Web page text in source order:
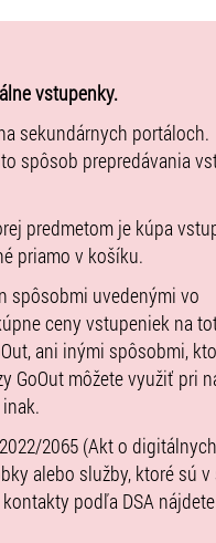
vstupenky.
sekundárnych portáloch.
spôsob prepredávania
predmetom je kúpa
priamo v košíku.
spôsobmi uvedenými vo
ceny vstupeniek na
ani inými spôsobmi,
GoOut môžete využiť pri
2065 (Akt o
alebo služby, ktoré sú v
podľa DSA